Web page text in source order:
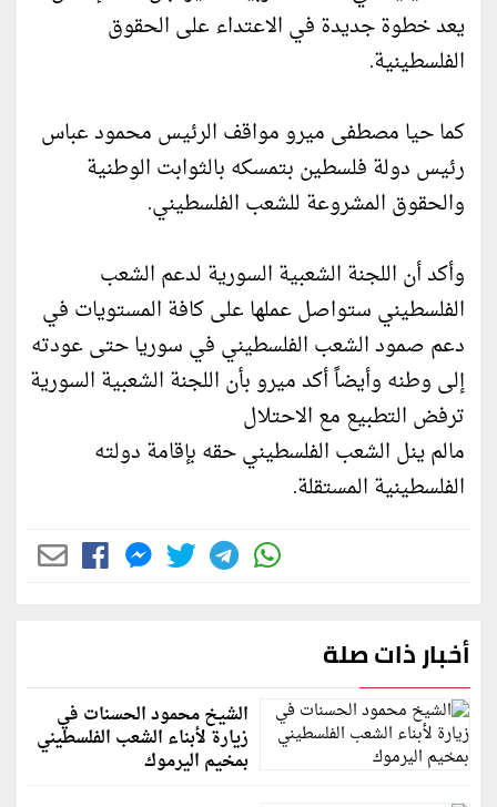
يعد خطوة جديدة في الاعتداء على الحقوق
الفلسطينية.
كما حيا مصطفى ميرو مواقف الرئيس محمود عباس
رئيس دولة فلسطين بتمسكه بالثوابت الوطنية
والحقوق المشروعة للشعب الفلسطيني.
وأكد أن اللجنة الشعبية السورية لدعم الشعب
الفلسطيني ستواصل عملها على كافة المستويات في
دعم صمود الشعب الفلسطيني في سوريا حتى عودته
إلى وطنه وأيضاً أكد ميرو بأن اللجنة الشعبية السورية
ترفض التطبيع مع الاحتلال
مالم ينل الشعب الفلسطيني حقه بإقامة دولته
الفلسطينية المستقلة.
أخبار ذات صلة
الشيخ محمود الحسنات في
زيارة لأبناء الشعب الفلسطيني
بمخيم اليرموك